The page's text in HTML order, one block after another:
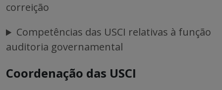
correição
Competências das USCI relativas à função
auditoria governamental
Coordenação das USCI